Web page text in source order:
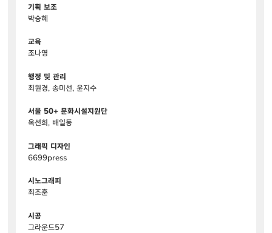
기획 보조
박승혜
교육
조나영
행정 및 관리
최원경, 송미선, 윤지수
서울 50+ 문화시설지원단
옥선희, 배일동
그래픽 디자인
6699press
시노그래피
최조훈
시공
그라운드57